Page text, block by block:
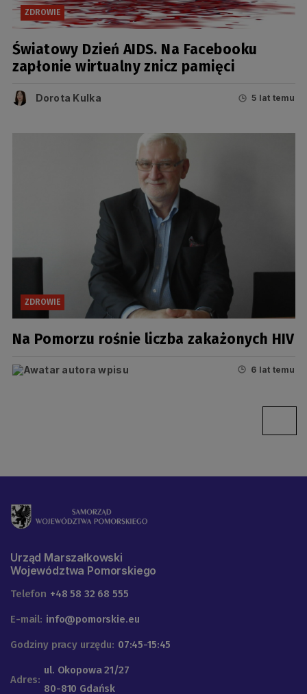
ZDROWIE
Światowy Dzień AIDS. Na Facebooku
zapłonie wirtualny znicz pamięci
Dorota Kulka 5 lat temu
ZDROWIE
Na Pomorzu rośnie liczba zakażonych HIV
6 lat temu
Urząd Marszałkowski
Województwa Pomorskiego
Telefon +48 58 32 68 555
E-mail: info@pomorskie.eu
Godziny pracy urzędu: 07:45-15:45
Adres:
ul. Okopowa 21/27
80-810 Gdańsk